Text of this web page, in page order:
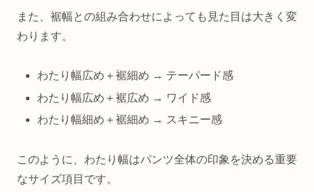
また、裾幅との組み合わせによっても見た目は大きく変
わります。
わたり幅広め＋裾細め → テーパード感
わたり幅広め＋裾広め → ワイド感
わたり幅細め＋裾細め → スキニー感
このように、わたり幅はパンツ全体の印象を決める重要
なサイズ項目です。